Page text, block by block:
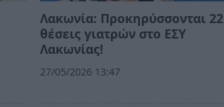
Λακωνία: Προκηρύσσονται 22
θέσεις γιατρών στο ΕΣΥ
Λακωνίας!
27/05/2026 13:47